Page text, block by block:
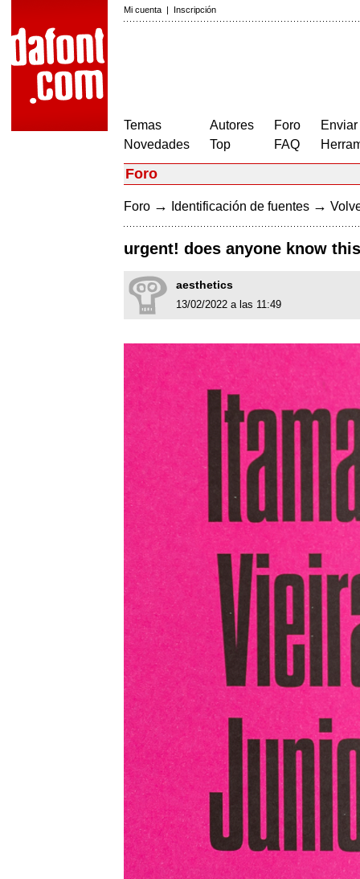
Mi cuenta | Inscripción
Temas
Novedades
Autores
Top
Foro
FAQ
Foro
Foro → Identificación de fuentes →
urgent! does anyone know
aesthetics
13/02/2022 a las 11:49